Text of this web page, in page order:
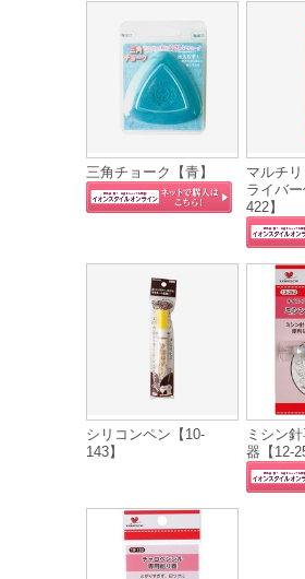
三角チョーク【青】
マルチ
ライバ
422】
シリコンペン【10-
143】
ミシン
器【12-